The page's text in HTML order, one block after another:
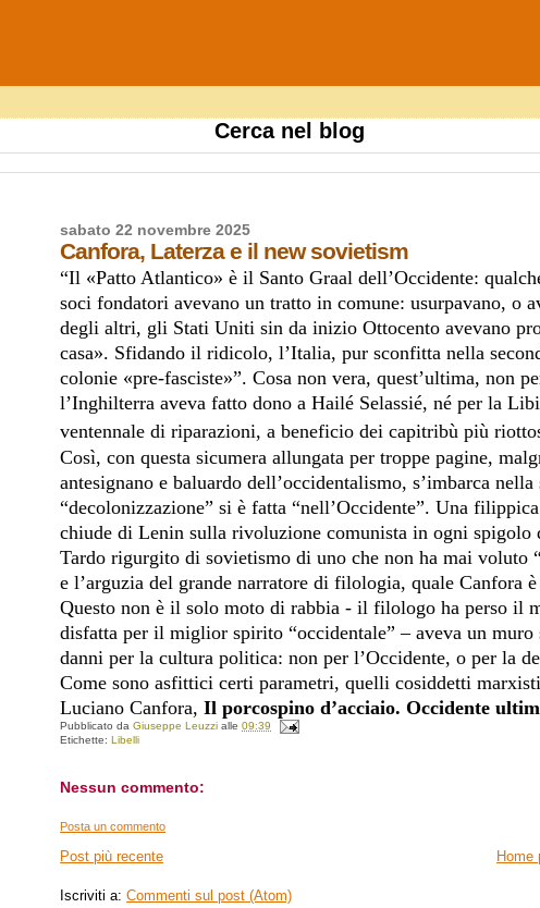
Cerca nel blog
sabato 22 novembre 2025
Canfora, Laterza e il new sovietism
“Il «Patto Atlantico» è il Santo Graal dell’Occidente:
soci fondatori avevano un tratto in comune: usurpavano, o
degli altri, gli Stati Uniti sin da inizio Ottocento avevano
casa». Sfidando il ridicolo, l’Italia, pur sconfitta nella
colonie «pre-fasciste»”. Cosa non vera, quest’ultima, non
l’Inghilterra aveva fatto dono a Hailé Selassié, né per la
ventennale di riparazioni, a beneficio dei capitribù più
Così, con questa sicumera allungata per troppe pagine,
antesignano e baluardo dell’occidentalismo, s’imbarca
“decolonizzazione” si è fatta “nell’Occidente”. Una filippica
chiude di Lenin sulla rivoluzione comunista in ogni spigolo
Tardo rigurgito di sovietismo di uno che non ha mai voluto
e l’arguzia del grande narratore di filologia, quale Canfora è
Questo non è il solo moto di rabbia - il filologo ha perso il
disfatta per il miglior spirito “occidentale” – aveva un
danni per la cultura politica: non per l’Occidente, o per la
Come sono asfittici certi parametri, quelli cosiddetti
Luciano Canfora,Il porcospino d’acciaio. Occidente
Pubblicato daGiuseppe Leuzzi alle09:39
Etichette:Libelli
Nessun commento:
Posta un commento
Post più recente Home
Iscriviti a:Commenti sul post (Atom)